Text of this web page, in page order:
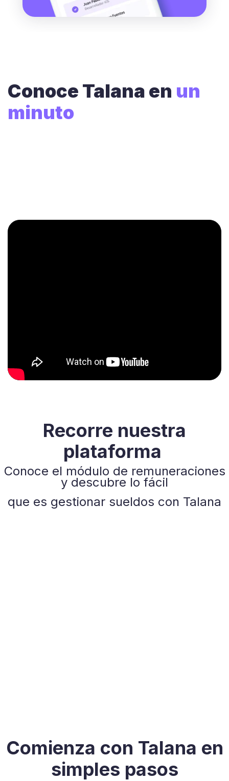
Conoce Talana en un
minuto
Recorre nuestra
plataforma
Conoce el módulo de remuneraciones
y descubre lo fácil
que es gestionar sueldos con Talana
Comienza con Talana en
simples pasos